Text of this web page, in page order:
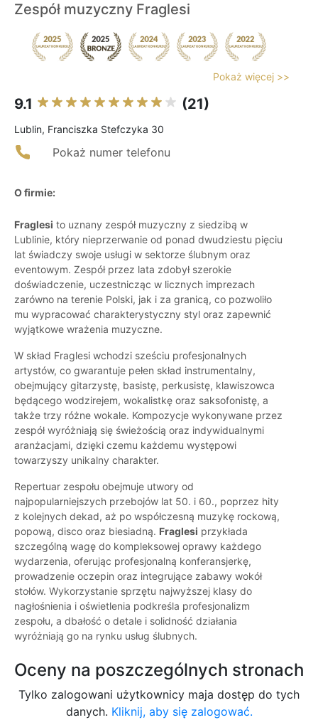
Zespół muzyczny Fraglesi
Pokaż więcej >>
9.1 (21)
Lublin, Franciszka Stefczyka 30
Pokaż numer telefonu
O firmie:
Fraglesi to uznany zespół muzyczny z siedzibą w
Lublinie, który nieprzerwanie od ponad dwudziestu pięciu
lat świadczy swoje usługi w sektorze ślubnym oraz
eventowym. Zespół przez lata zdobył szerokie
doświadczenie, uczestnicząc w licznych imprezach
zarówno na terenie Polski, jak i za granicą, co pozwoliło
mu wypracować charakterystyczny styl oraz zapewnić
wyjątkowe wrażenia muzyczne.
W skład Fraglesi wchodzi sześciu profesjonalnych
artystów, co gwarantuje pełen skład instrumentalny,
obejmujący gitarzystę, basistę, perkusistę, klawiszowca
będącego wodzirejem, wokalistkę oraz saksofonistę, a
także trzy różne wokale. Kompozycje wykonywane przez
zespół wyróżniają się świeżością oraz indywidualnymi
aranżacjami, dzięki czemu każdemu występowi
towarzyszy unikalny charakter.
Repertuar zespołu obejmuje utwory od
najpopularniejszych przebojów lat 50. i 60., poprzez hity
z kolejnych dekad, aż po współczesną muzykę rockową,
popową, disco oraz biesiadną. Fraglesi przykłada
szczególną wagę do kompleksowej oprawy każdego
wydarzenia, oferując profesjonalną konferansjerkę,
prowadzenie oczepin oraz integrujące zabawy wokół
stołów. Wykorzystanie sprzętu najwyższej klasy do
nagłośnienia i oświetlenia podkreśla profesjonalizm
zespołu, a dbałość o detale i solidność działania
wyróżniają go na rynku usług ślubnych.
Oceny na poszczególnych stronach
Tylko zalogowani użytkownicy maja dostęp do tych
danych. Kliknij, aby się zalogować.